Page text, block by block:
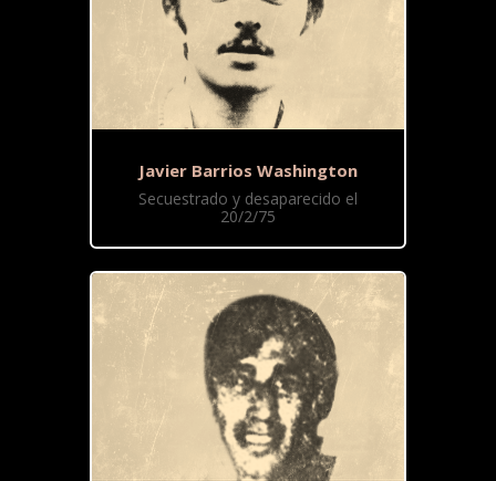
Javier Barrios Washington
Secuestrado y desaparecido el
20/2/75